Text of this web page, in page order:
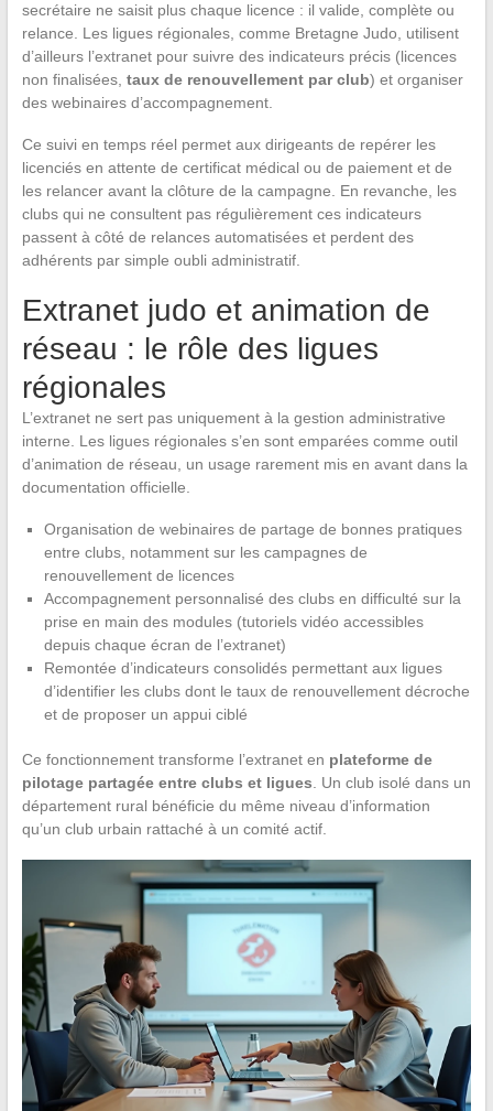
secrétaire ne saisit plus chaque licence : il valide, complète ou
relance. Les ligues régionales, comme Bretagne Judo, utilisent
d’ailleurs l’extranet pour suivre des indicateurs précis (licences
non finalisées, taux de renouvellement par club) et organiser
des webinaires d’accompagnement.
Ce suivi en temps réel permet aux dirigeants de repérer les
licenciés en attente de certificat médical ou de paiement et de
les relancer avant la clôture de la campagne. En revanche, les
clubs qui ne consultent pas régulièrement ces indicateurs
passent à côté de relances automatisées et perdent des
adhérents par simple oubli administratif.
Extranet judo et animation de
réseau : le rôle des ligues
régionales
L’extranet ne sert pas uniquement à la gestion administrative
interne. Les ligues régionales s’en sont emparées comme outil
d’animation de réseau, un usage rarement mis en avant dans la
documentation officielle.
Organisation de webinaires de partage de bonnes pratiques
entre clubs, notamment sur les campagnes de
renouvellement de licences
Accompagnement personnalisé des clubs en difficulté sur la
prise en main des modules (tutoriels vidéo accessibles
depuis chaque écran de l’extranet)
Remontée d’indicateurs consolidés permettant aux ligues
d’identifier les clubs dont le taux de renouvellement décroche
et de proposer un appui ciblé
Ce fonctionnement transforme l’extranet en plateforme de
pilotage partagée entre clubs et ligues . Un club isolé dans un
département rural bénéficie du même niveau d’information
qu’un club urbain rattaché à un comité actif.